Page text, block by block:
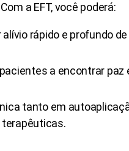
a EFT, você poderá:
alívio rápido e profundo
a encontrar paz
tanto em